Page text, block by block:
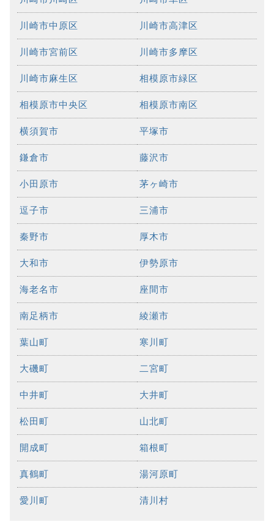
川崎市中原区 川崎市高津区
川崎市宮前区 川崎市多摩区
川崎市麻生区 相模原市緑区
相模原市中央区 相模原市南区
横須賀市 平塚市
鎌倉市 藤沢市
小田原市 茅ヶ崎市
逗子市 三浦市
秦野市 厚木市
大和市 伊勢原市
海老名市 座間市
南足柄市 綾瀬市
葉山町 寒川町
大磯町 二宮町
中井町 大井町
松田町 山北町
開成町 箱根町
真鶴町 湯河原町
愛川町 清川村